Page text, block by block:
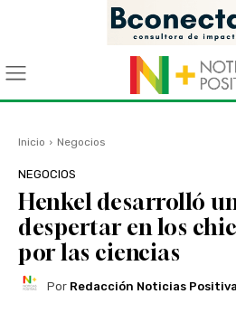
Inicio Negocios
NEGOCIOS
Henkel desarrolló
despertar en los
por las ciencias
Por Redacción Noticias